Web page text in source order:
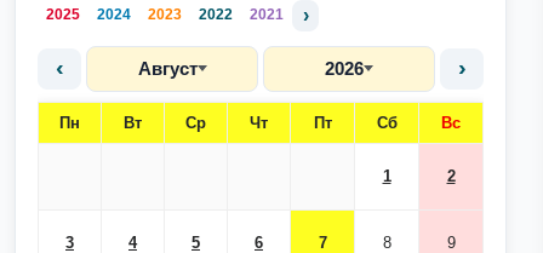
2025 2024 2023 2022 2021 ›
‹ Август 2026 ›
Пн Вт Ср Чт Пт Сб Вс
1 2
3 4 5 6 7 8 9